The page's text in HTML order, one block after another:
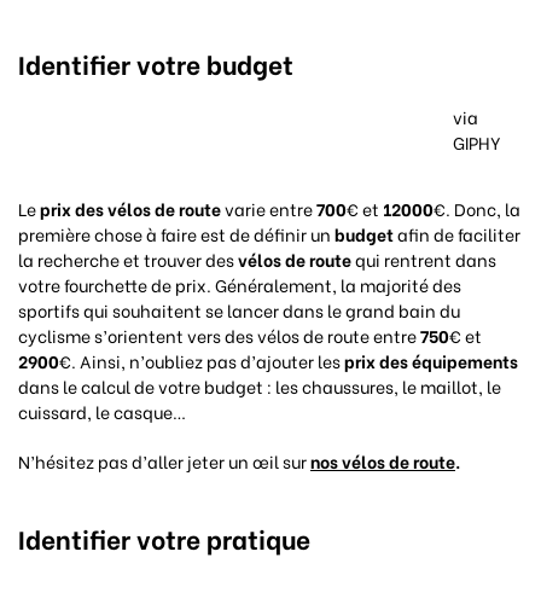
Identifier votre budget
via
GIPHY
Leprix des vélos de routevarie entre700€ et 12000€. Donc, la
première chose à faire est de définir unbudgetafin de faciliter
la recherche et trouver desvélos de routequi rentrent dans
votre fourchette de prix. Généralement, la majorité des
sportifs qui souhaitent se lancer dans le grand bain du
cyclisme s’orientent vers des vélos de route entre750€ et
2900€. Ainsi, n’oubliez pas d’ajouter lesprix des équipements
dans le calcul de votre budget : les chaussures, le maillot, le
cuissard, le casque…
N’hésitez pas d’aller jeter un œil surnos vélos de route.
Identifier votre pratique